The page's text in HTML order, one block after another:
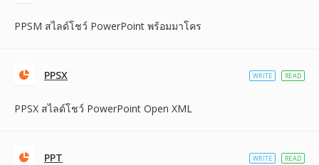
PPSM สไลด์โชว์ PowerPoint พร้อมมาโคร
PPSX
PPSX สไลด์โชว์ PowerPoint Open XML
WRITE READ
PPT WRITE READ